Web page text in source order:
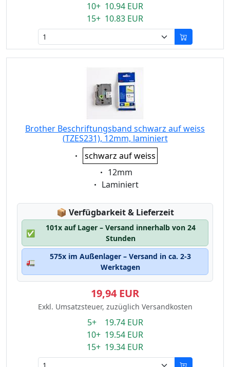
10+ 10.94 EUR
15+ 10.83 EUR
Brother Beschriftungsband schwarz auf weiss
(TZES231), 12mm, laminiert
Eigenschaft:
schwarz auf weiss
Eigenschaft:
12mm
Eigenschaft:
Laminiert
📦 Lagerstatus:
Verfügbarkeit & Lieferzeit
✅
101x auf Lager – Versand innerhalb von 24
Stunden
🚛
575x im Außenlager – Versand in ca. 2-3
Werktagen
19,94 EUR
Exkl. Umsatzsteuer, zuzüglich Versandkosten
5+ 19.74 EUR
10+ 19.54 EUR
15+ 19.34 EUR